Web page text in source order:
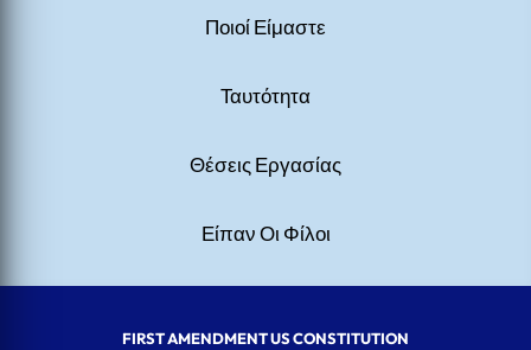
Ποιοί Είμαστε
Ταυτότητα
Θέσεις Εργασίας
Είπαν Οι Φίλοι
FIRST AMENDMENT US CONSTITUTION